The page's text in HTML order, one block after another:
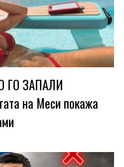
ГО ЗАПАЛИ
на Меси покажа